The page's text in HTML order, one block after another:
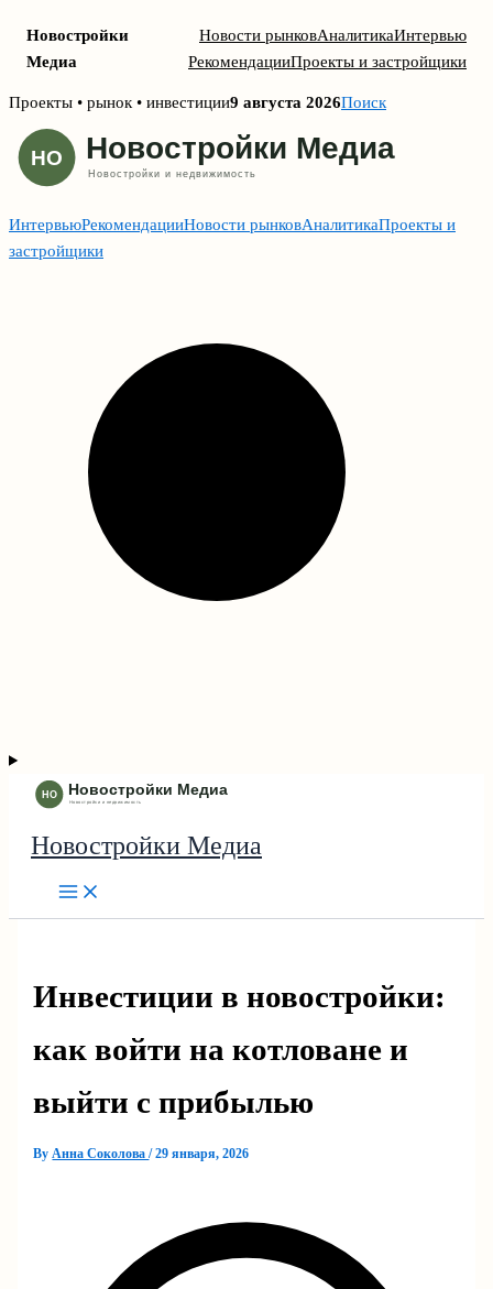
Новостройки
Медиа
Новости рынковАналитикаИнтервью
РекомендацииПроекты и застройщики
Skip
content
Проекты • рынок • инвестиции9 августа 2026Поиск
ИнтервьюРекомендацииНовости рынковАналитикаПроекты и
застройщики
Новостройки Медиа
Инвестиции в новостройки:
как войти на котловане и
выйти с прибылью
By Анна Соколова/29 января, 2026